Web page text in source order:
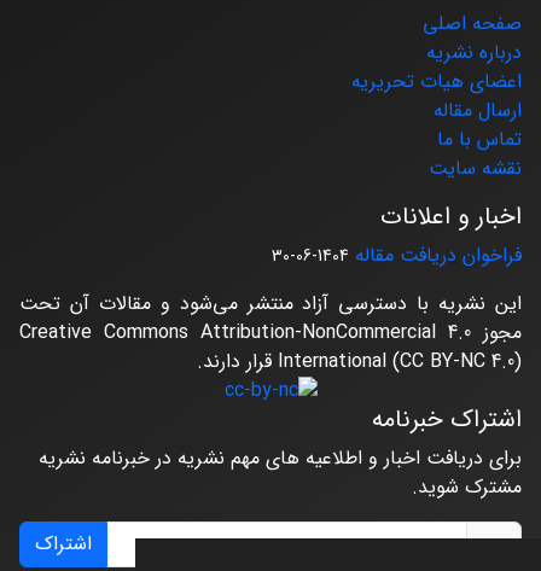
صفحه اصلی
درباره نشریه
اعضای هیات تحریریه
ارسال مقاله
تماس با ما
نقشه سایت
اخبار و اعلانات
فراخوان دریافت مقاله 1404-06-30
این نشریه با دسترسی آزاد منتشر می‌شود و مقالات آن تحت
مجوز Creative Commons Attribution-NonCommercial 4.0
International (CC BY-NC 4.0) قرار دارند.
اشتراک خبرنامه
برای دریافت اخبار و اطلاعیه های مهم نشریه در خبرنامه نشریه
مشترک شوید.
اشتراک